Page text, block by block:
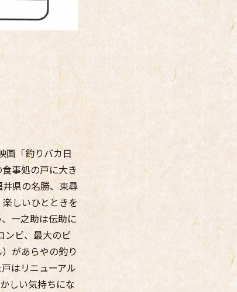
画「釣りバカ日
事処の戸に大き
県の名勝、東尋
しいひとときを
一之助は伝助に
ンビ、最大のピ
があらやの釣り
はリニューアル
しい気持ちにな